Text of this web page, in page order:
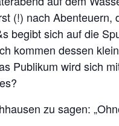
(!) nach
begibt sich auf die
kommen dessen
Publikum wird sich
zu sagen: